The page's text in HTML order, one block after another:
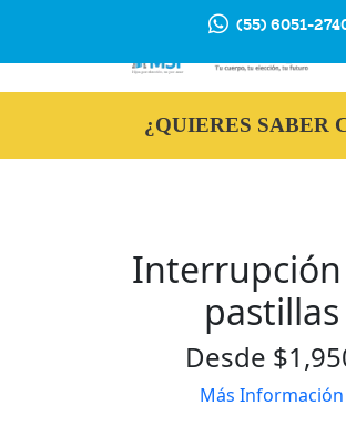
(55) 6051-
¿QUIERES SABER
Interrupción
pastillas
Desde
Más Información